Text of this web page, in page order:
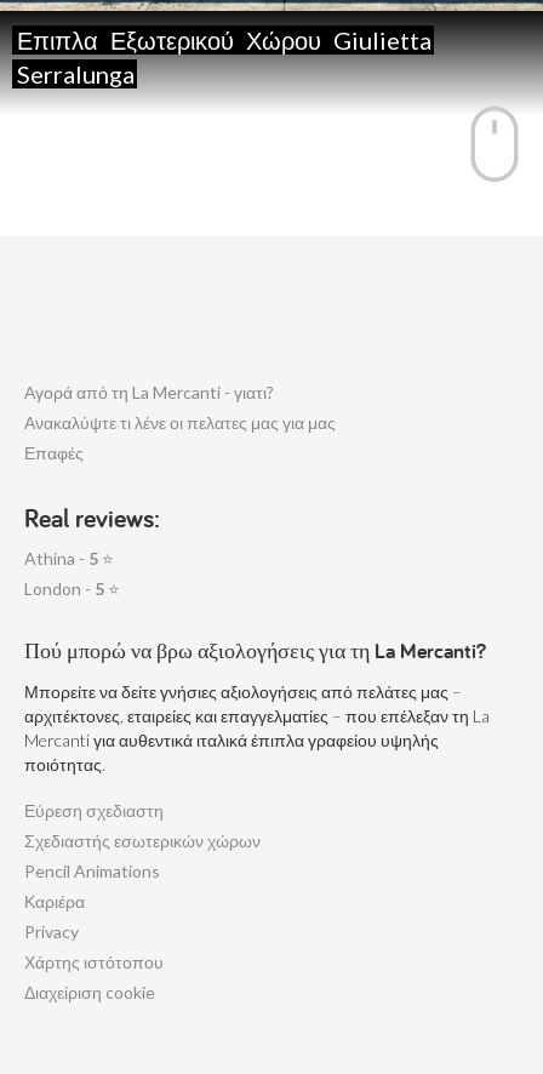
Επιπλα Εξωτερικού Χώρου Giulietta
Serralunga
Αγορά από τη La Mercanti - γιατι?
Ανακαλύψτε τι λένε οι πελατες μας για μας
Επαφές
Real reviews:
Athina - 5 ⭐
London - 5 ⭐
Πού μπορώ να βρω αξιολογήσεις για τη La Mercanti?
Μπορείτε να δείτε γνήσιες αξιολογήσεις από πελάτες μας –
αρχιτέκτονες, εταιρείες και επαγγελματίες – που επέλεξαν τη La
Mercanti για αυθεντικά ιταλικά έπιπλα γραφείου υψηλής
ποιότητας.
Εύρεση σχεδιαστη
Σχεδιαστής εσωτερικών χώρων
Pencil Animations
Καριέρα
Privacy
Χάρτης ιστότοπου
Διαχείριση cookie